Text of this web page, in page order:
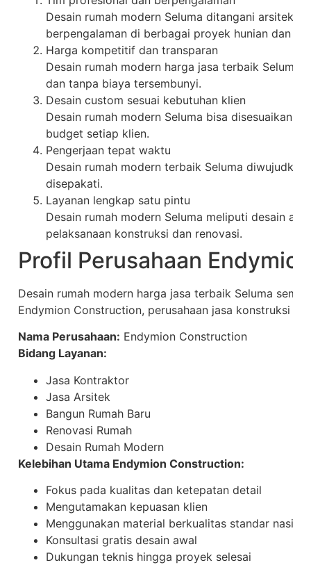
Desain rumah modern Seluma ditangani arsitek
berpengalaman di berbagai proyek hunian dan
Harga kompetitif dan transparan
Desain rumah modern harga jasa terbaik Seluma
dan tanpa biaya tersembunyi.
Desain custom sesuai kebutuhan klien
Desain rumah modern Seluma bisa disesuaikan
budget setiap klien.
Pengerjaan tepat waktu
Desain rumah modern terbaik Seluma
disepakati.
Layanan lengkap satu pintu
Desain rumah modern Seluma meliputi desain
pelaksanaan konstruksi dan renovasi.
Profil Perusahaan
Desain rumah modern harga jasa terbaik Seluma
Endymion Construction, perusahaan jasa konstruksi
Nama Perusahaan: Endymion Construction
Bidang Layanan:
Jasa Kontraktor
Jasa Arsitek
Bangun Rumah Baru
Renovasi Rumah
Desain Rumah Modern
Kelebihan Utama Endymion Construction:
Fokus pada kualitas dan ketepatan detail
Mengutamakan kepuasan klien
Menggunakan material berkualitas standar
Konsultasi gratis desain awal
Dukungan teknis hingga proyek selesai